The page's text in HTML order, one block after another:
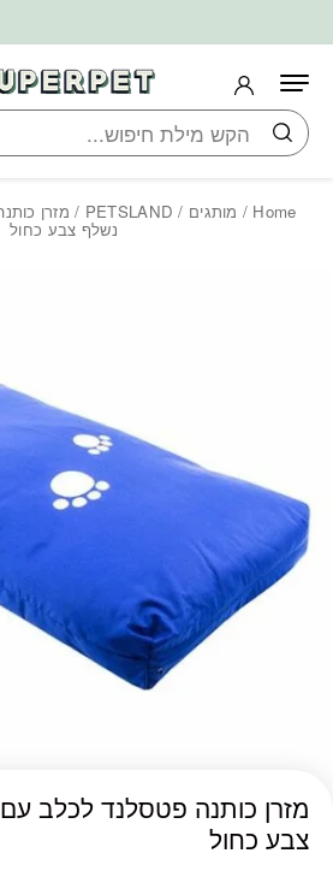
חיפוש
Home
/ מותגים /
PETSLAND / מזרן
נשלף צבע כחול
מזרן כותנה פטסלנד לכלב עם
צבע כחול